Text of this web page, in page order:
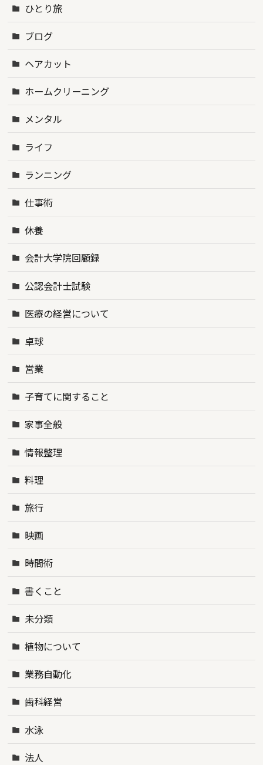
ひとり旅
ブログ
ヘアカット
ホームクリーニング
メンタル
ライフ
ランニング
仕事術
休養
会計大学院回顧録
公認会計士試験
医療の経営について
卓球
営業
子育てに関すること
家事全般
情報整理
料理
旅行
映画
時間術
書くこと
未分類
植物について
業務自動化
歯科経営
水泳
法人